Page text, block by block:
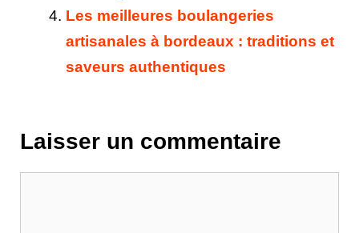
Les meilleures boulangeries
artisanales à bordeaux : traditions et
saveurs authentiques
Laisser un commentaire